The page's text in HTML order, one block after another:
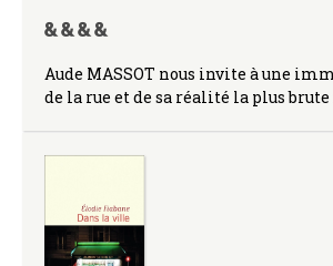
Aude MASSOT nous invite à une
de la rue et de sa réalité la plus brute